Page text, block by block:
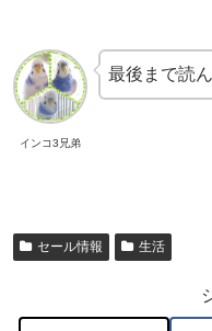
インコ3兄弟
最後まで読
セール情報 生活